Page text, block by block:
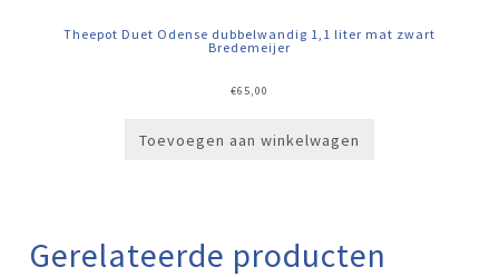
Theepot Duet Odense dubbelwandig 1,1 liter mat zwart
Bredemeijer
€65,00
Toevoegen aan winkelwagen
Gerelateerde producten